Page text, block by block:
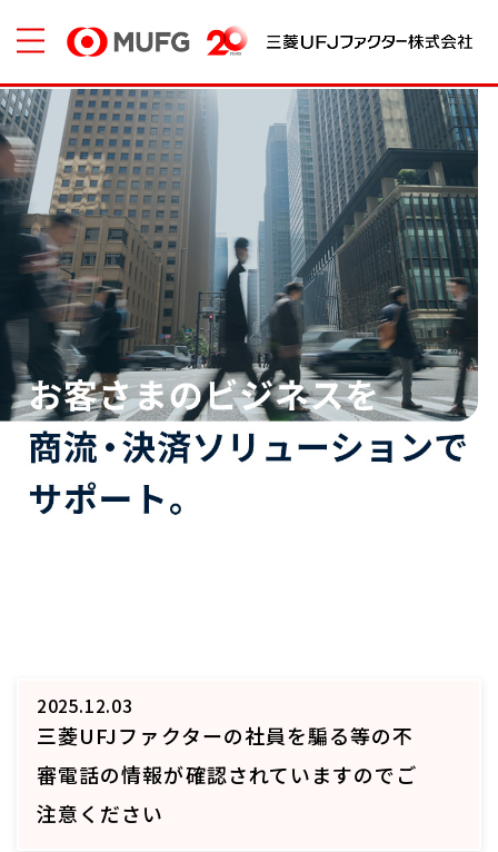
2025.12.03
三菱UFJファクターの社員を騙る等の不
審電話の情報が確認されていますのでご
注意ください